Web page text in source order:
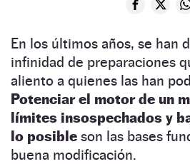
En los últimos años, se han
infinidad de preparaciones
aliento a quienes las han
Potenciar el motor de un
límites insospechados y
lo posible son las bases
buena modificación.